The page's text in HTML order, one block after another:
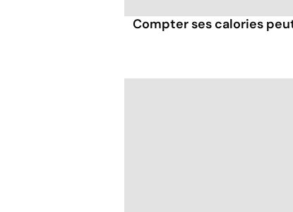
Compter ses calories